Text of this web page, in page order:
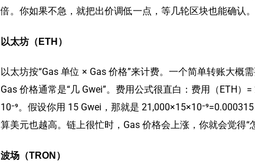
倍。你如果不急，就把出价调低一点，等几轮区块也能确认。
以太坊（ETH）
以太坊按“Gas 单位 × Gas 价格”来计费。一个简单转账大概
Gas 价格通常是“几 Gwei”。费用公式很直白：费用（ETH）
10⁻⁹。假设你用 15 Gwei，那就是
算美元也越高。链上很忙时，Gas 价格会上涨，你就会觉得“
波场（TRON）